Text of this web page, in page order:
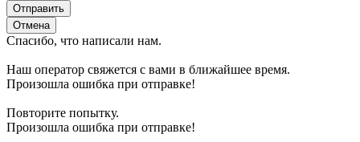
Отправить
Отмена
Спасибо, что написали нам.
Наш оператор свяжется с вами в ближайшее время.
Произошла ошибка при отправке!
Повторите попытку.
Произошла ошибка при отправке!